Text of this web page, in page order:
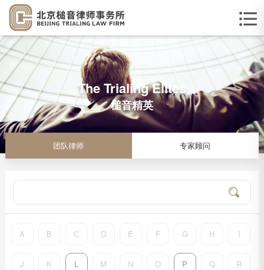
The Trialing Elites
槌音精英
团队律师 专家顾问
A B C D E F G H I
J K L M N O P Q R